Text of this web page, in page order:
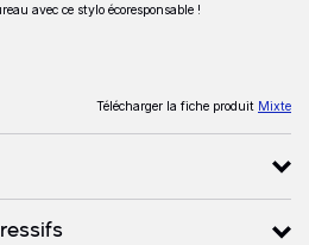
avec ce stylo écoresponsable !
Télécharger la fiche produit Mixte